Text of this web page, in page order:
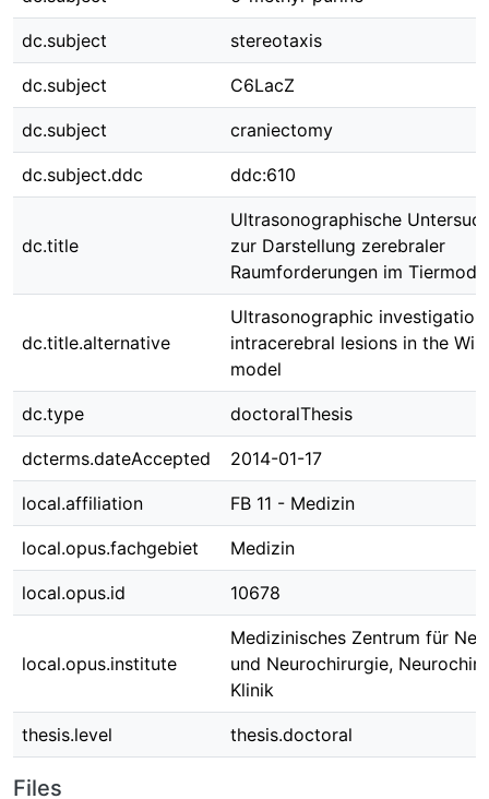
dc.subject stereotaxis
dc.subject C6LacZ
dc.subject craniectomy
dc.subject.ddc ddc:610
dc.title
Ultrasonographische
zur Darstellung zerebraler
Raumforderungen im
dc.title.alternative
Ultrasonographic
intracerebral lesions in the
model
dc.type doctoralThesis
dcterms.dateAccepted 2014-01-17
local.affiliation FB 11 - Medizin
local.opus.fachgebiet Medizin
local.opus.id 10678
local.opus.institute
Medizinisches Zentrum für
und Neurochirurgie,
Klinik
thesis.level thesis.doctoral
Files